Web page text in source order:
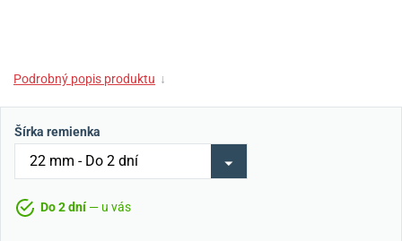
Podrobný popis produktu ↓
Šírka remienka
Do 2 dní— u vás